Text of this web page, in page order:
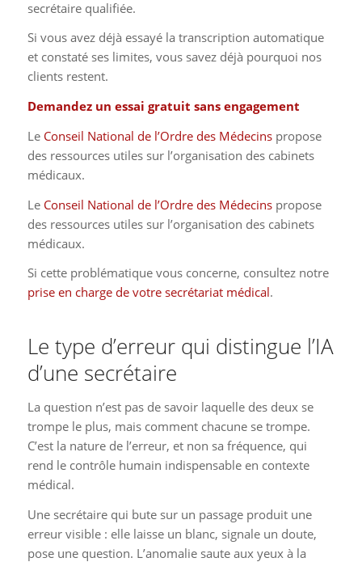
secrétaire qualifiée.
Si vous avez déjà essayé la transcription automatique
et constaté ses limites, vous savez déjà pourquoi nos
clients restent.
Demandez un essai gratuit sans engagement
Le Conseil National de l’Ordre des Médecinspropose
des ressources utiles sur l’organisation des cabinets
médicaux.
Le Conseil National de l’Ordre des Médecinspropose
des ressources utiles sur l’organisation des cabinets
médicaux.
Si cette problématique vous concerne, consultez notre
prise en charge de votre secrétariat médical.
Le type d’erreur qui distingue l’IA
d’une secrétaire
La question n’est pas de savoir laquelle des deux se
trompe le plus, mais comment chacune se trompe.
C’est la nature de l’erreur, et non sa fréquence, qui
rend le contrôle humain indispensable en contexte
médical.
Une secrétaire qui bute sur un passage produit une
erreur visible : elle laisse un blanc, signale un doute,
pose une question. L’anomalie saute aux yeux à la